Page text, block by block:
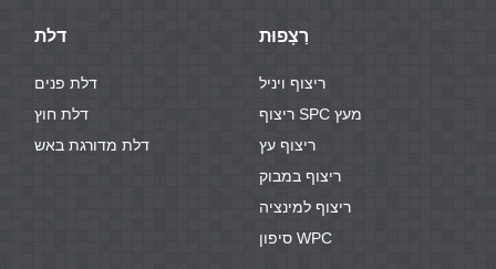
דלת
דלת פנים
דלת חוץ
דלת מדורגת באש
רַצָפוּת
ריצוף ויניל
ריצוף SPC מעץ
ריצוף עץ
ריצוף במבוק
ריצוף למינציה
סיפון WPC